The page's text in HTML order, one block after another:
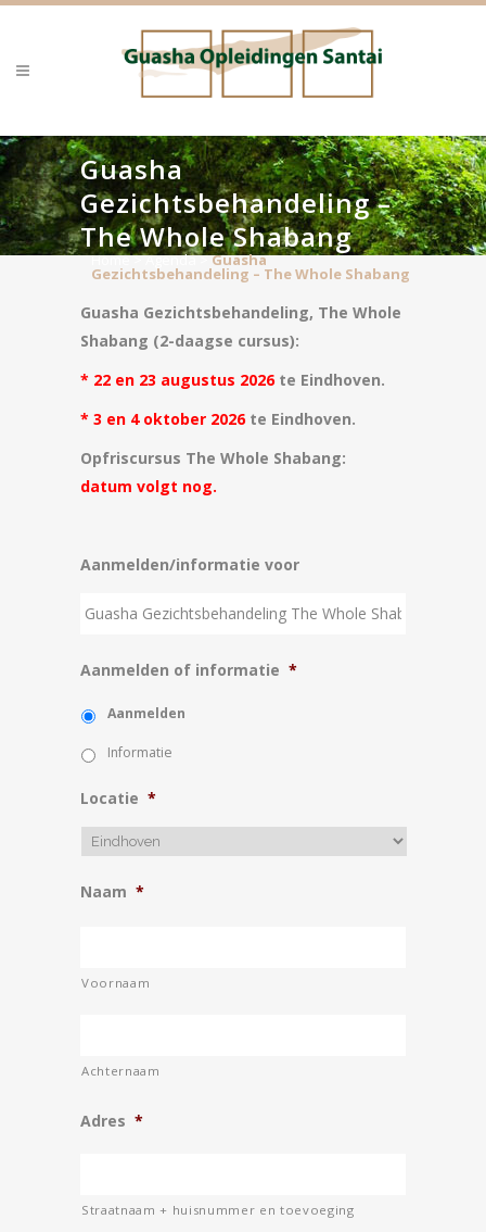
Guasha
Gezichtsbehandeling –
The Whole Shabang
Home>Agenda>Guasha
Gezichtsbehandeling – The Whole Shabang
Guasha Gezichtsbehandeling, The Whole
Shabang (2-daagse cursus):
* 22 en 23 augustus 2026te Eindhoven.
* 3 en 4 oktober 2026te Eindhoven.
Opfriscursus The Whole Shabang:
datum volgt nog.
Aanmelden/informatie voor
Aanmelden of informatie *
Aanmelden
Informatie
Locatie *
Naam *
Voornaam
Achternaam
Adres *
Straatnaam + huisnummer en toevoeging